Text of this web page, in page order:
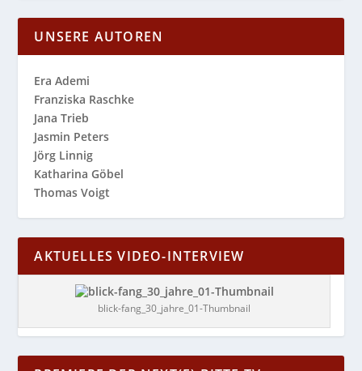
UNSERE AUTOREN
Era Ademi
Franziska Raschke
Jana Trieb
Jasmin Peters
Jörg Linnig
Katharina Göbel
Thomas Voigt
AKTUELLES VIDEO-INTERVIEW
blick-fang_30_jahre_01-Thumbnail